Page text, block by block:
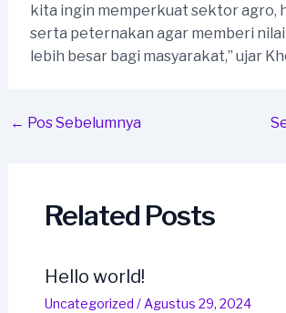
kita ingin memperkuat sektor agro,
serta peternakan agar memberi
lebih besar bagi masyarakat,” ujar
Post
← Pos Sebelumnya
Related Posts
Hello world!
Uncategorized / Agustus 29, 2024